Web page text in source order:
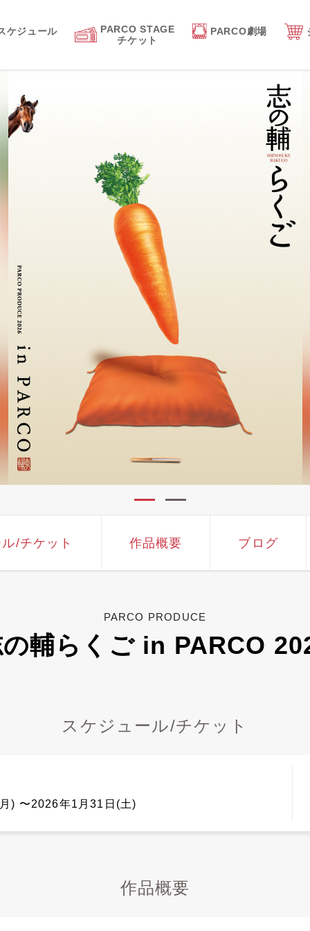
ケジュール
PARCO STAGE
チケット
PARCO劇場
/チケット 作品概要 ブログ
PARCO PRODUCE
輔らくご in PARCO
スケジュール/チケット
) 〜2026年1月31日(土)
作品概要